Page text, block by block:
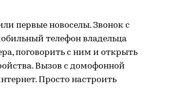
первые новоселы. Звонок с
телефон владельца
поговорить с ним и открыть
Вызов с домофонной
Просто настроить